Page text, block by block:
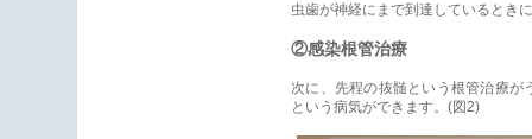
虫歯が神経にまで到達しているとき
②感染根管治療
次に、先程の抜髄という根管治療
という病気ができます。(図2)